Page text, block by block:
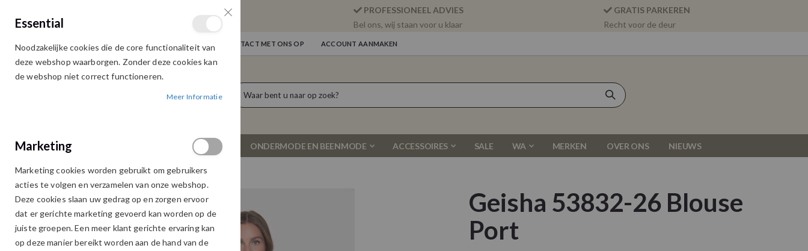
PROFESSIONEEL ADVIES
Bel ons, wij staan voor u klaar
GRATIS PARKEREN
Recht voor de deur
Ga
naar
de
WELKOM NIEUWS INLOGGEN NEEM CONTACT MET ONS OP ACCOUNT AANMAKEN
Cart
DAMESKLEDING ONDERMODE EN BEENMODE ACCESSOIRES SALE WA MERKEN OVER ONS NIEUWS
GEISHA 53832-26 BLOUSE PORT
Ga
naar
einde
Ga
naar
begin
Geisha 53832-26 Blouse
Port
Essential
Noodzakelijke cookies die de core functionaliteit van
deze webshop waarborgen. Zonder deze cookies kan
de webshop niet correct functioneren.
Meer Informatie
Marketing
Marketing cookies worden gebruikt om gebruikers
acties te volgen en verzamelen van onze webshop.
Deze cookies slaan uw gedrag op en zorgen ervoor
dat er gerichte marketing gevoerd kan worden op de
juiste groepen. Een meer klant gerichte ervaring kan
op deze manier bereikt worden aan de hand van de